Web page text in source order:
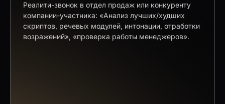
Реалити-звонок в отдел продаж или конкуренту
компании-участника: «Анализ лучших/худших
скриптов, речевых модулей, интонации, отработки
возражений», «проверка работы менеджеров».